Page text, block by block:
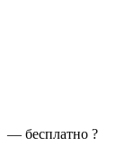
— бесплатно ?